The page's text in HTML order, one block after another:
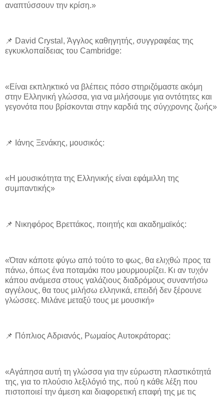
αναπτύσσουν την κρίση.»
📌 David Crystal, Άγγλος καθηγητής, συγγραφέας της
εγκυκλοπαίδειας του Cambridge:
«Είναι εκπληκτικό να βλέπεις πόσο στηριζόμαστε ακόμη
στην Ελληνική γλώσσα, για να μιλήσουμε για οντότητες και
γεγονότα που βρίσκονται στην καρδιά της σύγχρονης ζωής»
📌 Ιάνης Ξενάκης, μουσικός:
«Η μουσικότητα της Ελληνικής είναι εφάμιλλη της
συμπαντικής»
📌 Νικηφόρος Βρεττάκος, ποιητής και ακαδημαϊκός:
«Όταν κάποτε φύγω από τούτο το φως, θα ελιχθώ προς τα
πάνω, όπως ένα ποταμάκι που μουρμουρίζει. Κι αν τυχόν
κάπου ανάμεσα στους γαλάζιους διαδρόμους συναντήσω
αγγέλους, θα τους μιλήσω ελληνικά, επειδή δεν ξέρουνε
γλώσσες. Μιλάνε μεταξύ τους με μουσική»
📌 Πόπλιος Αδριανός, Ρωμαίος Αυτοκράτορας:
«Αγάπησα αυτή τη γλώσσα για την εύρωστη πλαστικότητά
της, για το πλούσιο λεξιλόγιό της, πού η κάθε λέξη που
πιστοποιεί την άμεση και διαφορετική επαφή της με τις